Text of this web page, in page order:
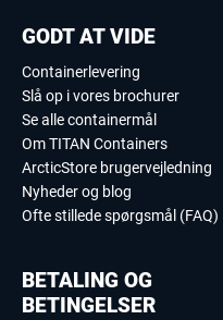
GODT AT VIDE
Containerlevering
Slå op i vores brochurer
Se alle containermål
Om TITAN Containers
ArcticStore brugervejledning
Nyheder og blog
Ofte stillede spørgsmål (FAQ)
BETALING OG
BETINGELSER